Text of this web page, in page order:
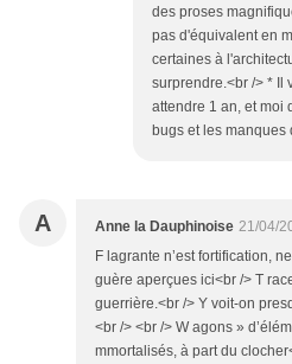
des proses
pas d'équivalent en
certaines à
surprendre.<br /> * Il
attendre 1 an, et moi
bugs et les manques
A Anne la Dauphinoise 21/04/
F lagrante n’est fortification,
guère aperçues ici<br /> T
guerrière.<br /> Y voit-on
<br /> <br /> W agons »
mmortalisés, à part du